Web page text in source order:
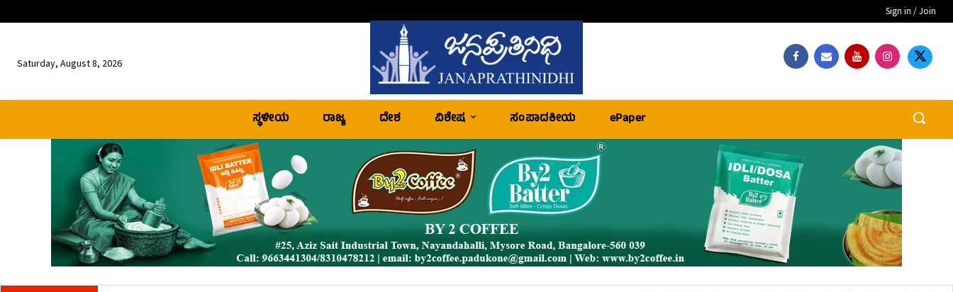
Sign in / Join
Saturday, August 8, 2026
ಸ್ಥಳೀಯ ರಾಜ್ಯ ದೇಶ ವಿಶೇಷ ಸಂಪಾದಕೀಯ ePaper